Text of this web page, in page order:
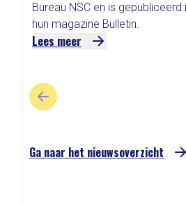
Bureau NSC en is
hun magazine Bulletin.
Lees meer
VORIGE SLIDE
Ga naar het nieuwsoverzicht